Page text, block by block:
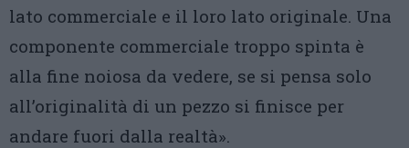
lato commerciale e il loro lato originale. Una
componente commerciale troppo spinta è
alla fine noiosa da vedere, se si pensa solo
all’originalità di un pezzo si finisce per
andare fuori dalla realtà».